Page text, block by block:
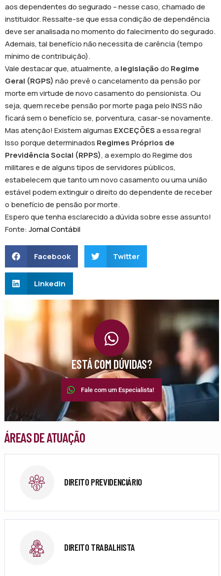
aos dependentes do segurado – nesse caso, chamado de
instituidor. Ressalte-se que essa condição de dependência
deve ser analisada no momento do falecimento do segurado.
Ademais, tal benefício não necessita de carência (tempo
mínimo de contribuição).
Vale destacar que, atualmente, a legislaçãodo Regime
Geral (RGPS) não prevê o cancelamento da pensão por
morte em virtude de novo casamento do pensionista. Ou
seja, quem recebe pensão por morte paga pelo INSS não
ficará sem o benefício se, porventura, casar-se novamente.
Mas atenção! Existem algumas EXCEÇÕESa essa regra!
Isso porque determinados Regimes Próprios de
Previdência Social (RPPS), a exemplo do Regime dos
militares e de alguns tipos de servidores públicos,
estabelecem que tanto um novo casamento ou uma união
estável podem extinguir o direito do dependente de receber
o benefício de pensão por morte.
Espero que tenha esclarecido a dúvida sobre esse assunto!
Fonte:Jornal Contábil
Facebook Twitter
LinkedIn
ESTÁ COM DÚVIDAS?
Fale com um Especialista!
ÁREAS DE ATUAÇÃO
DIREITO PREVIDENCIÁRIO
DIREITO TRABALHISTA